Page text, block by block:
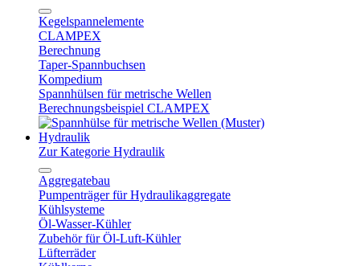
Kegelspannelemente
CLAMPEX
Berechnung
Taper-Spannbuchsen
Kompedium
Spannhülsen für metrische Wellen
Berechnungsbeispiel CLAMPEX
Hydraulik
Zur Kategorie Hydraulik
Aggregatebau
Pumpenträger für Hydraulikaggregate
Kühlsysteme
Öl-Wasser-Kühler
Zubehör für Öl-Luft-Kühler
Lüfterräder